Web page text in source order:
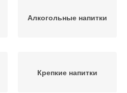
Алкогольные напитки
Крепкие напитки